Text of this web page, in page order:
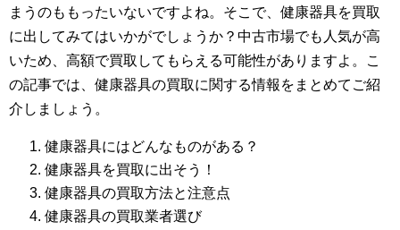
まうのももったいないですよね。そこで、健康器具を買取
に出してみてはいかがでしょうか？中古市場でも人気が高
いため、高額で買取してもらえる可能性がありますよ。こ
の記事では、健康器具の買取に関する情報をまとめてご紹
介しましょう。
健康器具にはどんなものがある？
健康器具を買取に出そう！
健康器具の買取方法と注意点
健康器具の買取業者選び